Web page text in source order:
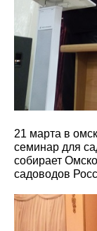
21 марта в
семинар для
собирает
садоводов